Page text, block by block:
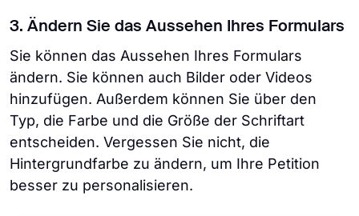
3. Ändern Sie das Aussehen Ihres Formulars
Sie können das Aussehen Ihres Formulars
ändern. Sie können auch Bilder oder Videos
hinzufügen. Außerdem können Sie über den
Typ, die Farbe und die Größe der Schriftart
entscheiden. Vergessen Sie nicht, die
Hintergrundfarbe zu ändern, um Ihre Petition
besser zu personalisieren.